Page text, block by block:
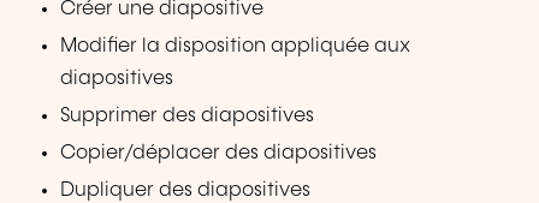
Créer une diapositive
Modifier la disposition appliquée aux
diapositives
Supprimer des diapositives
Copier/déplacer des diapositives
Dupliquer des diapositives